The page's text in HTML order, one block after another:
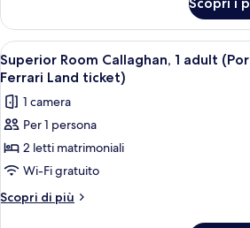
children
(Port
Aventura
tickets
&
Ferrari
Land
ticket)
Room,
adults
&
children
(Port
Aventura
tickets
&
Ferrari
Apri
tutte
le
foto
per
Superior
Room
Callaghan,
Una
5
Superior Room Callaghan, 1 adult
Ferrari Land ticket)
1 camera
Per 1 persona
2 letti matrimoniali
Wi-Fi gratuito
Scopri di più
Altri